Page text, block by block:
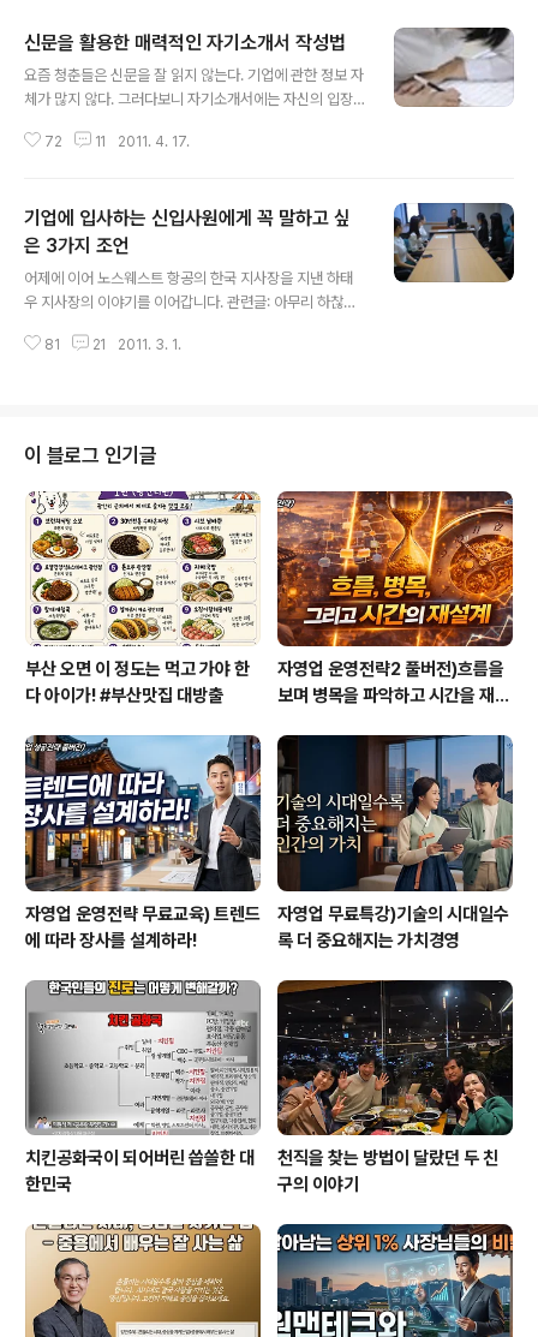
신문을 활용한 매력적인 자기소개서 작성법
요즘 청춘들은 신문을 잘 읽지 않는다. 기업에 관한 정보 자
체가 많지 않다. 그러다보니 자기소개서에는 자신의 입장
만 상대를 모르고 글을 써서는 좋은 결과를 만들기 힘들다.
으로 쓴 글이라면 상대가 그 편지를 좋아하기 어렵다. 설령
당사자가 만남을 수락한다고 하더라도 진심이 없으면 들키
기 마련이다. 연인의 이름도 직업도 취향도, 왜 상대를 좋아
하게 되었는지 등에 대한 정보조차 모른다면 상대는 당신
로 들이댄다고 생각하지 않을까. 이것은 자기소개서를 아
72 11 2011. 4. 17.
기업에 입사하는 신입사원에게 꼭 말하고 싶
은 3가지 조언
어제에 이어 노스웨스트 항공의 한국 지사장을 지낸 하태
우 지사장의 이야기를 이어갑니다. 관련글: 아무리 하찮은
areernote.co.kr/1167 재무 부서에서 5년 정도 근무했
접 통고를 받았다. 국제부의 수석 부사장을 포함해 여섯 명
의 부사장들이 참석한 면접장에서 그는 이런 이야기를 했
다. 한 손님이 보석 상점에 들어갔습니다. 영업사원이 손님
에게 그 상점에서 가장 크고 비싼 다이아몬드를 보여주면
서 그것을 구입하는 것이 얼마나 훌륭한 투자가 될 것인지
30분 동안 설명했습니다..
81 21 2011. 3. 1.
이 블로그 인기글
부산 오면 이 정도는 먹고 가야 한
다 아이가! #부산맛집 대방출
자영업 운영전략2 풀버전)흐름을
보며 병목을 파악하고 시간을 재설
자영업 운영전략 무료교육) 트렌드
에 따라 장사를 설계하라!
자영업 무료특강)기술의 시대일수
록 더 중요해지는 가치경영
치킨공화국이 되어버린 씁쓸한 대
한민국
천직을 찾는 방법이 달랐던 두 친
구의 이야기